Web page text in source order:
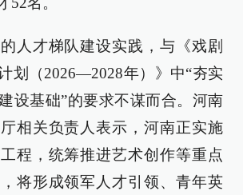
人才梯队建设实践，与《戏剧
划（2026—2028年）》中“夯实
设基础”的要求不谋而合。河南
相关负责人表示，河南正实施
程，统筹推进艺术创作等重点
将形成领军人才引领、青年英